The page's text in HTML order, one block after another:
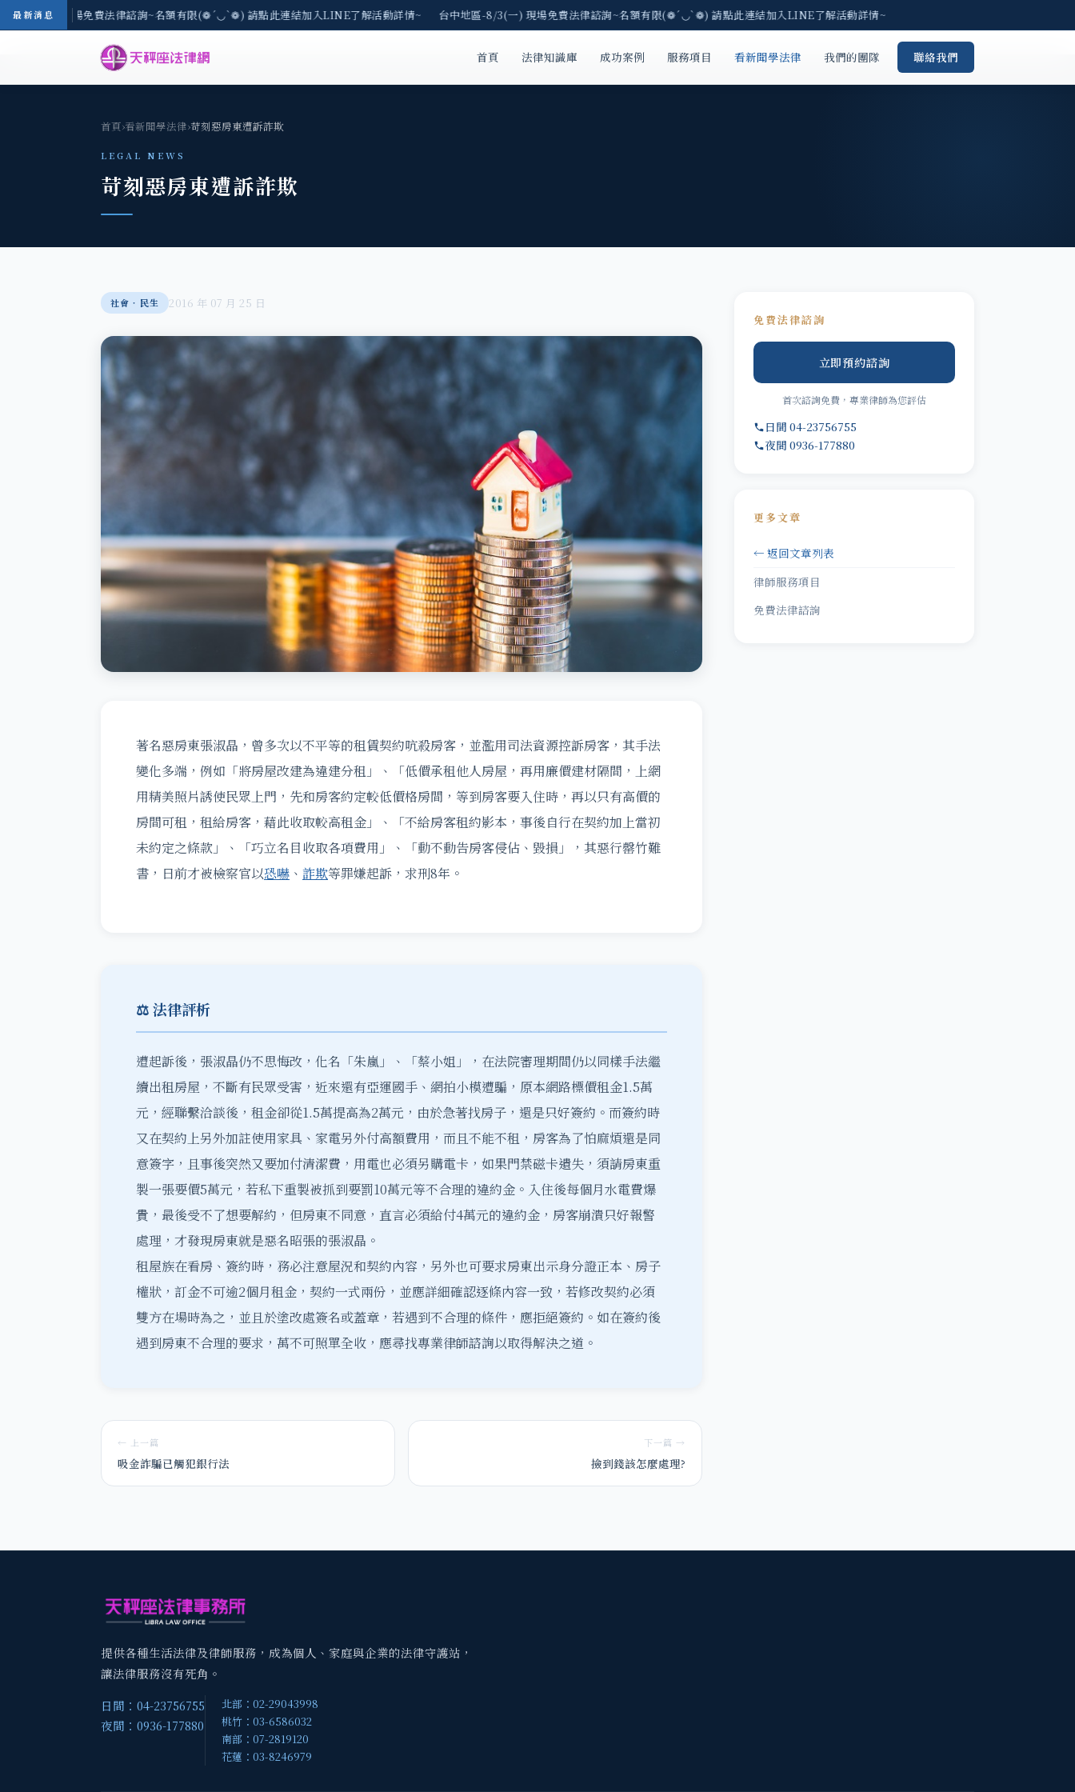
最新消息
-8/3(一) 現場免費法律諮詢~名額有限(❁´◡`❁) 請點此連結加入LINE了解活動詳情~ 台中地區-8/3(一) 現場免費法律諮詢~名額有限(❁´◡`❁) 請點此連結加入LINE了解活動詳情~
首頁 法律知識庫 成功案例 服務項目 看新聞學法律 我們的團隊 聯絡我們
首頁›看新聞學法律›苛刻惡房東遭訴詐欺
LEGAL NEWS
苛刻惡房東遭訴詐欺
社會‧民生 2016 年 07 月 25 日
著名惡房東張淑晶，曾多次以不平等的租賃契約吭殺房客，並濫用司法資源控訴房客，其手法
變化多端，例如「將房屋改建為違建分租」、「低價承租他人房屋，再用廉價建材隔間，上網
用精美照片誘使民眾上門，先和房客約定較低價格房間，等到房客要入住時，再以只有高價的
房間可租，租給房客，藉此收取較高租金」、「不給房客租約影本，事後自行在契約加上當初
未約定之條款」、「巧立名目收取各項費用」、「動不動告房客侵佔、毀損」，其惡行罄竹難
書，日前才被檢察官以恐嚇 、 詐欺等罪嫌起訴，求刑8年。
⚖️ 法律評析
遭起訴後，張淑晶仍不思悔改，化名「朱嵐」、「蔡小姐」，在法院審理期間仍以同樣手法繼
續出租房屋，不斷有民眾受害，近來還有亞運國手、網拍小模遭騙，原本網路標價租金1.5萬
元，經聯繫洽談後，租金卻從1.5萬提高為2萬元，由於急著找房子，還是只好簽約。而簽約時
又在契約上另外加註使用家具、家電另外付高額費用，而且不能不租，房客為了怕麻煩還是同
意簽字，且事後突然又要加付清潔費，用電也必須另購電卡，如果門禁磁卡遺失，須請房東重
製一張要價5萬元，若私下重製被抓到要罰10萬元等不合理的違約金。入住後每個月水電費爆
貴，最後受不了想要解約，但房東不同意，直言必須給付4萬元的違約金，房客崩潰只好報警
處理，才發現房東就是惡名昭張的張淑晶。
租屋族在看房、簽約時，務必注意屋況和契約內容，另外也可要求房東出示身分證正本、房子
權狀，訂金不可逾2個月租金，契約一式兩份，並應詳細確認逐條內容一致，若修改契約必須
雙方在場時為之，並且於塗改處簽名或蓋章，若遇到不合理的條件，應拒絕簽約。如在簽約後
遇到房東不合理的要求，萬不可照單全收，應尋找專業律師諮詢以取得解決之道。
← 上一篇
吸金詐騙已觸犯銀行法
下一篇 →
撿到錢該怎麼處理?
免費法律諮詢
立即預約諮詢
首次諮詢免費，專業律師為您評估
日間 04-23756755
夜間 0936-177880
更多文章
← 返回文章列表
律師服務項目
免費法律諮詢
提供各種生活法律及律師服務，成為個人、家庭與企業的法律守護站，
讓法律服務沒有死角。
日間：04-23756755
夜間：0936-177880
北部：02-29043998
桃竹：03-6586032
南部：07-2819120
花蓮：03-8246979